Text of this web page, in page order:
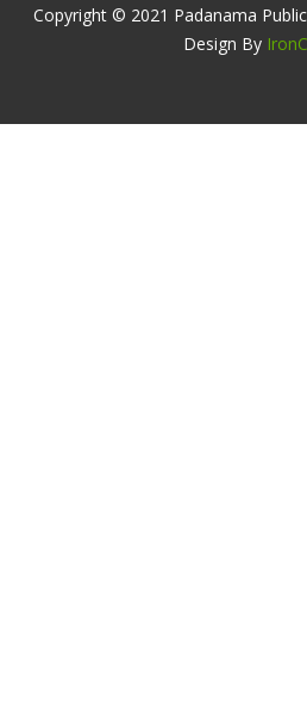
Copyright © 2021 Padanama
Design By